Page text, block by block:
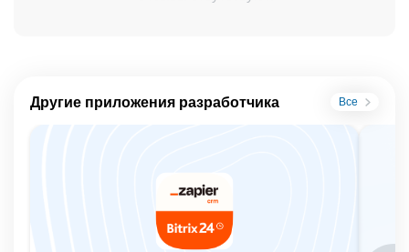
Другие приложения разработчика Все